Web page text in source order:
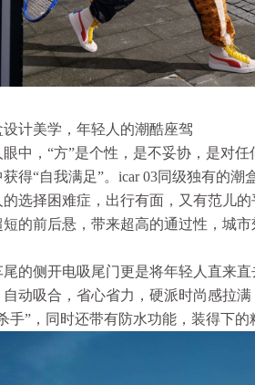
计美学，年轻人的潮酷座驾
中，“方”是个性，是不妥协，是对
得“自我满足”。icar 03同级独有的
的选择困难症，出行有面，又有范儿
短的前后悬，带来超高的通过性，城
尾的侧开电吸尾门更是将年轻人直来
自动吸合，省心省力，硬派时尚感拉
手”，同时还带有防水功能，装得下